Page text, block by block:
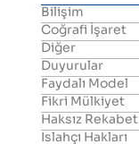
Bilişim
Coğrafi İşaret
Diğer
Duyurular
Faydalı Model
Fikri Mülkiyet
Haksız Rekabet
Islahçı Hakları